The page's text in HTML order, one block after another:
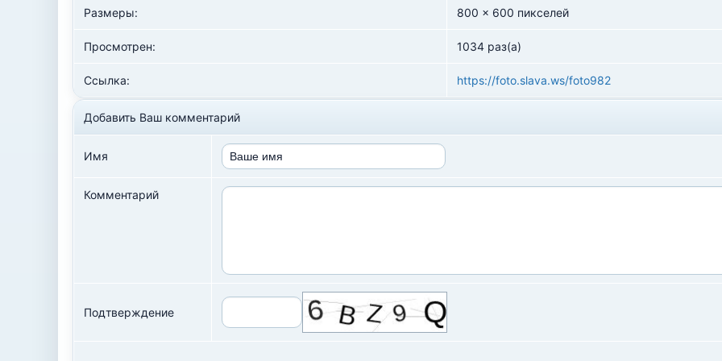
Размеры: 800 x 600 пикселей
Просмотрен: 1034 раз(а)
Ссылка: https://foto.slava.ws/foto982
Добавить Ваш комментарий
Имя
Комментарий
Подтверждение